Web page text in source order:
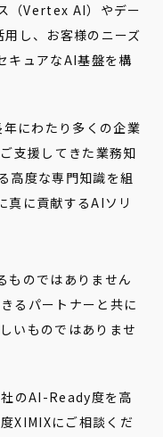
（Vertex AI）やデー
し、お客様のニーズ
キュアなAI基盤を構
年にわたり多くの企業
支援してきた業務知
度な専門知識を組
真に貢献するAIソリ
ものではありません
るパートナーと共に
いものではありませ
のAI-Ready度を高
XIMIXにご相談くだ